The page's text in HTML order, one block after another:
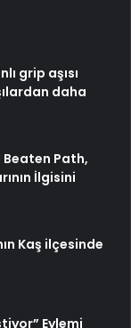
grip aşısı
daha
Path,
İlgisini
Kaş ilçesinde
Eylemi